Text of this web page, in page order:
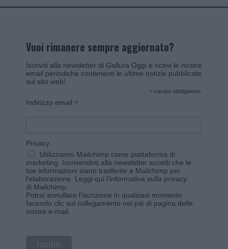
Vuoi rimanere sempre aggiornato?
Iscriviti alla newsletter di Gallura Oggi e ricevi le nostre
email periodiche contenenti le ultime notizie pubblicate
sul sito web!
* campo obbligatorio
Indirizzo email *
Privacy
Utilizziamo Mailchimp come piattaforma di
marketing. Iscrivendoti alla newsletter accetti che le
tue informazioni siano trasferite a Mailchimp per
l'elaborazione. Leggi qui l'informativa sulla privacy
di Mailchimp
Potrai annullare l'iscrizione in qualsiasi momento
facendo clic sul collegamento nel piè di pagina delle
nostre e-mail.